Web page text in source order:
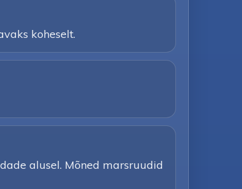
koheselt.
alusel. Mõned marsruudid